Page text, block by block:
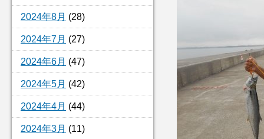
2024年8月 (28)
2024年7月 (27)
2024年6月 (47)
2024年5月 (42)
2024年4月 (44)
2024年3月 (11)